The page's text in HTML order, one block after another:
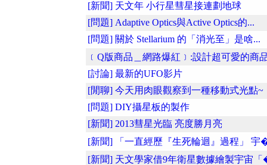
[新聞] 天文年 小行星彗星接連劃地球
[問題] Adaptive Optics與Active Optics的...
[問題] 關於 Stellarium 的「消光至」是啥...
﹝Q版商品＿網路爆紅﹞:設計超可愛的商
[討論] 最新的UFO影片
[閒聊] 今天用肉眼觀察到一種移動式光點~
[問題] DIY攝星板的製作
[新聞] 2013彗星光臨 亮度勝月亮
[新聞] 「一直經歷『生死輪迴』過程」 宇
[新聞] 天文學家借9年衛星數據繪製宇宙